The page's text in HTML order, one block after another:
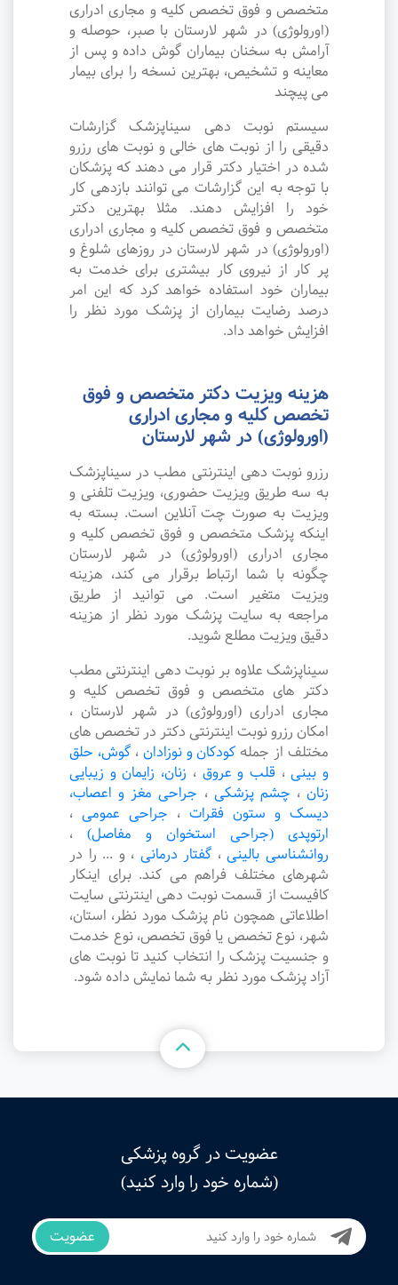
متخصص و فوق تخصص کلیه و مجاری ادراری
(اورولوژی) در شهر لارستان با صبر، حوصله و
آرامش به سخنان بیماران گوش داده و پس از
معاینه و تشخیص، بهترین نسخه را برای بیمار
می پیچند
سیستم نوبت دهی سیناپزشک گزارشات
دقیقی را از نوبت های خالی و نوبت های رزرو
شده در اختیار دکتر قرار می دهند که پزشکان
با توجه به این گزارشات می توانند بازدهی کار
خود را افزایش دهند. مثلا بهترین دکتر
متخصص و فوق تخصص کلیه و مجاری ادراری
(اورولوژی) در شهر لارستان در روزهای شلوغ و
پر کار از نیروی کار بیشتری برای خدمت به
بیماران خود استفاده خواهد کرد که این امر
درصد رضایت بیماران از پزشک مورد نظر را
افزایش خواهد داد.
هزینه ویزیت دکتر متخصص و فوق
تخصص کلیه و مجاری ادراری
(اورولوژی) در شهر لارستان
رزرو نوبت دهی اینترنتی مطب در سیناپزشک
به سه طریق ویزیت حضوری، ویزیت تلفنی و
ویزیت به صورت چت آنلاین است. بسته به
اینکه پزشک متخصص و فوق تخصص کلیه و
مجاری ادراری (اورولوژی) در شهر لارستان
چگونه با شما ارتباط برقرار می کند، هزینه
ویزیت متغیر است. می توانید از طریق
مراجعه به سایت پزشک مورد نظر از هزینه
دقیق ویزیت مطلع شوید.
سیناپزشک علاوه بر نوبت دهی اینترنتی مطب
دکتر های متخصص و فوق تخصص کلیه و
مجاری ادراری (اورولوژی) در شهر لارستان ،
امکان رزرو نوبت اینترنتی دکتر در تخصص های
مختلف از جمله کودکان و نوزادان ،گوش، حلق
و بینی ، قلب و عروق ، زنان، زایمان و زیبایی
زنان ، چشم پزشکی ، جراحی مغز و اعصاب،
دیسک و ستون فقرات ، جراحی عمومی ،
ارتوپدی (جراحی استخوان و مفاصل)
،
روانشناسی بالینی ، گفتار درمانی ، و ... را در
شهرهای مختلف فراهم می کند. برای اینکار
کافیست از قسمت نوبت دهی اینترنتی سایت
اطلاعاتی همچون نام پزشک مورد نظر، استان،
شهر، نوع تخصص یا فوق تخصص، نوع خدمت
و جنسیت پزشک را انتخاب کنید تا نوبت های
آزاد پزشک مورد نظر به شما نمایش داده شود.
عضویت در گروه پزشکی
(شماره خود را وارد کنید)
عضویت